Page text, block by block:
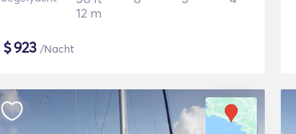
12 m
$923 /Nacht